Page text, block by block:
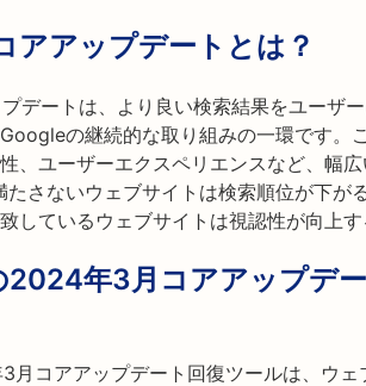
アアップデートとは？
デートは、より良い検索結果をユーザ
の継続的な取り組みの一環です。
、ユーザーエクスペリエンスなど、幅広
さないウェブサイトは検索順位が下が
しているウェブサイトは視認性が向上す
年3月コアアップデ
コアアップデート回復ツールは、ウェ